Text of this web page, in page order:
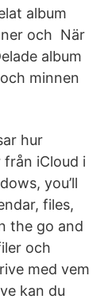
album
och När
album
minnen
hur
iCloud i
you’ll
files,
the go and
och
med vem
kan du